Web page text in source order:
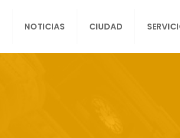
NOTICIAS CIUDAD